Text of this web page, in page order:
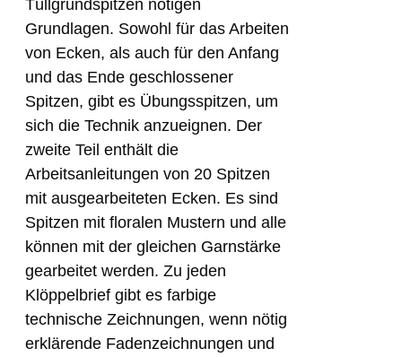
Tüllgrundspitzen nötigen
Grundlagen. Sowohl für das Arbeiten
von Ecken, als auch für den Anfang
und das Ende geschlossener
Spitzen, gibt es Übungsspitzen, um
sich die Technik anzueignen. Der
zweite Teil enthält die
Arbeitsanleitungen von 20 Spitzen
mit ausgearbeiteten Ecken. Es sind
Spitzen mit floralen Mustern und alle
können mit der gleichen Garnstärke
gearbeitet werden. Zu jeden
Klöppelbrief gibt es farbige
technische Zeichnungen, wenn nötig
erklärende Fadenzeichnungen und